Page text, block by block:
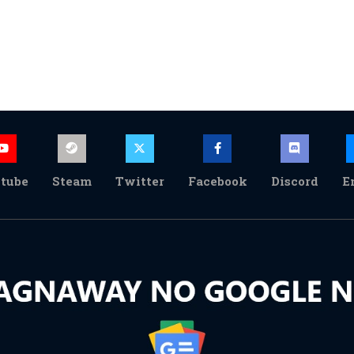
Steam Twitter Facebook Discord